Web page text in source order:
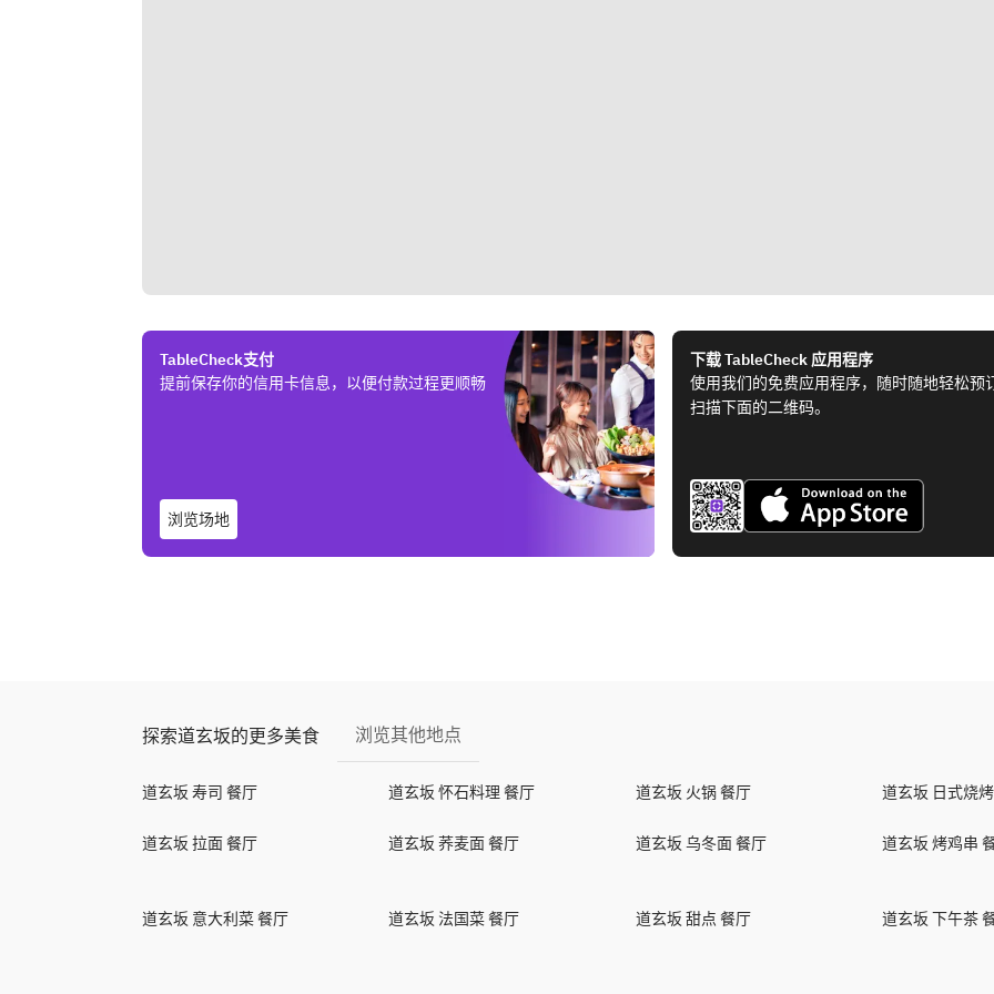
TableCheck支付
提前保存你的信用卡信息，以便付款过程更顺畅
浏览场地
下载 TableCheck 应用程序
使用我们的免费应用程序，随时随地轻松预
扫描下面的二维码。
探索道玄坂的更多美食 浏览其他地点
道玄坂 寿司 餐厅 道玄坂 怀石料理 餐厅 道玄坂 火锅 餐厅 道玄坂 日式烧
道玄坂 拉面 餐厅 道玄坂 荞麦面 餐厅 道玄坂 乌冬面 餐厅 道玄坂 烤鸡串
道玄坂 意大利菜 餐厅 道玄坂 法国菜 餐厅 道玄坂 甜点 餐厅 道玄坂 下午茶